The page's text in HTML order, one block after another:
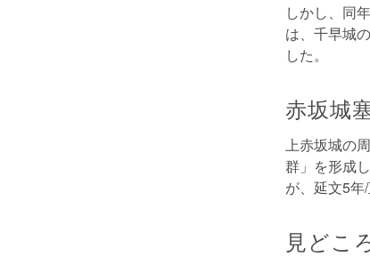
しかし、同
は、千早城
した。
赤坂城
上赤坂城の
群」を形成
が、延文5年
見どこ